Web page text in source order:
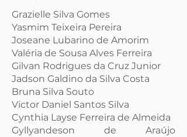
Grazielle Silva Gomes
Yasmim Teixeira Pereira
Joseane Lubarino de Amorim
Valéria de Sousa Alves Ferreira
Gilvan Rodrigues da Cruz Junior
Jadson Galdino da Silva Costa
Bruna Silva Souto
Victor Daniel Santos Silva
Cynthia Layse Ferreira de Almeida
Gyllyandeson de Araújo